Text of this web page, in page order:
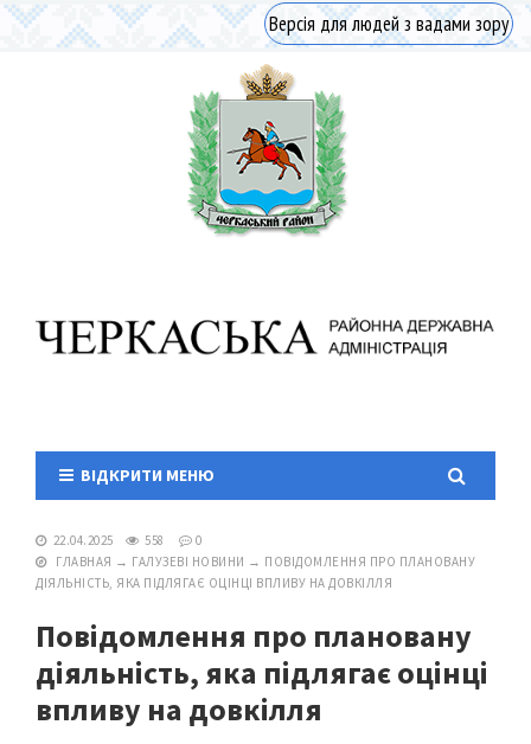
Версія для людей з вадами зору
ВІДКРИТИ МЕНЮ
22.04.2025 558
0
ГЛАВНАЯ → ГАЛУЗЕВІ НОВИНИ → ПОВІДОМЛЕННЯ ПРО ПЛАНОВАНУ
ДІЯЛЬНІСТЬ, ЯКА ПІДЛЯГАЄ ОЦІНЦІ ВПЛИВУ НА ДОВКІЛЛЯ
Повідомлення про плановану
діяльність, яка підлягає оцінці
впливу на довкілля